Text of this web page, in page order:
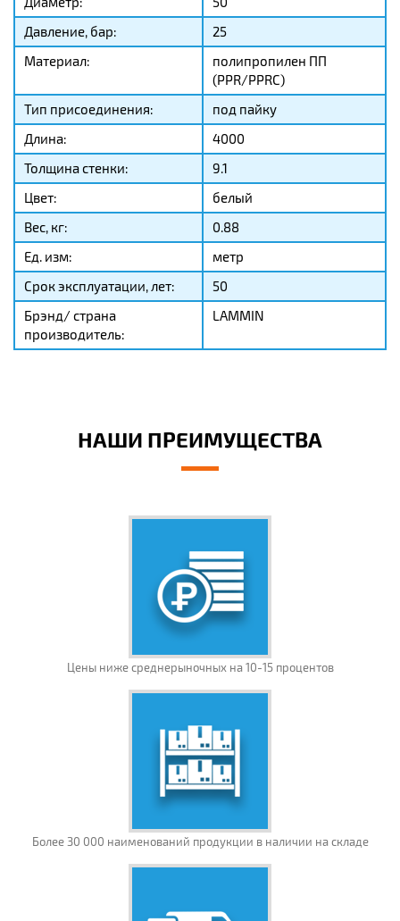
Давление, бар:
25
Материал:
полипропилен ПП
(PPR/PPRC)
Тип присоединения:
под пайку
Длина:
4000
Толщина стенки:
9.1
Цвет:
белый
Вес, кг:
0.88
Ед. изм:
метр
Срок эксплуатации, лет:
50
Брэнд/ страна
производитель:
LAMMIN
НАШИ ПРЕИМУЩЕСТВА
Цены ниже среднерыночных на 10-15 процентов
Более 30 000 наименований продукции в наличии на складе